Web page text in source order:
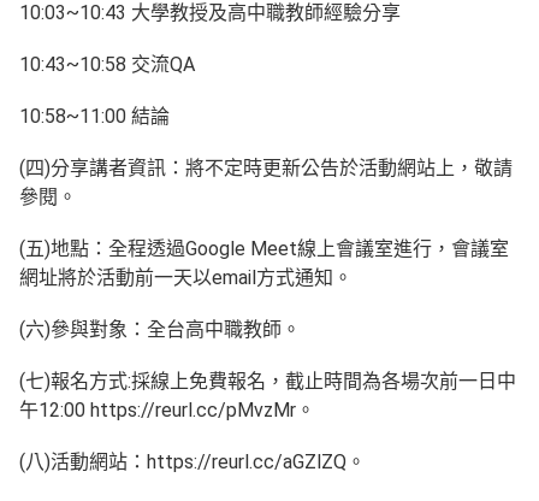
10:03~10:43 大學教授及高中職教師經驗分享
10:43~10:58 交流QA
10:58~11:00 結論
(四)分享講者資訊：將不定時更新公告於活動網站上，敬請
參閱。
(五)地點：全程透過Google Meet線上會議室進行，會議室
網址將於活動前一天以email方式通知。
(六)參與對象：全台高中職教師。
(七)報名方式:採線上免費報名，截止時間為各場次前一日中
午12:00 https://reurl.cc/pMvzMr。
(八)活動網站：https://reurl.cc/aGZlZQ。